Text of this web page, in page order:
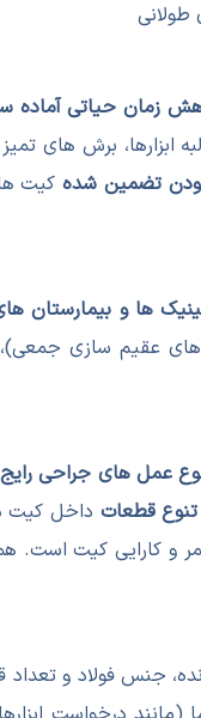
زمان حیاتی آماده
ابزارها، برش های
تضمین شدهکیت
ها و بیمارستان
های عقیم سازی جمعی)،
عمل های جراحی رایج
تنوع قطعات داخل کیت
جنس فولاد و